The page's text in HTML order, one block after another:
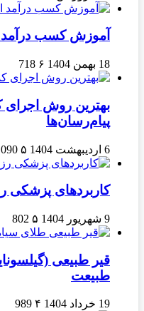
آموزش کسب درآمد
18 بهمن 1404 ۶ 718
بهترین روش اجرای
پیام‌رسان‌ها
6 اردیبهشت 1404 ۵
کاربردهای پزشکی
9 شهریور 1404 ۵ 802
قیر طبیعی
طبیعت
19 خرداد 1404 ۴ 989